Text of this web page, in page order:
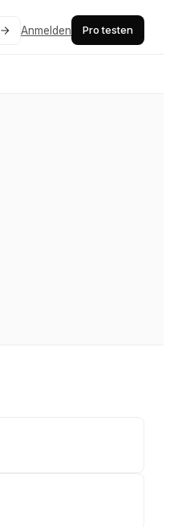
Anmelden Pro testen